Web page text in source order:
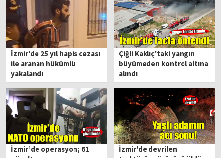
İzmir'de 25 yıl hapis cezası
ile aranan hükümlü
yakalandı
Çiğli Kaklıç'taki yangın
büyümeden kontrol altına
alındı
İzmir’de operasyon; 61
İzmir'de devrilen